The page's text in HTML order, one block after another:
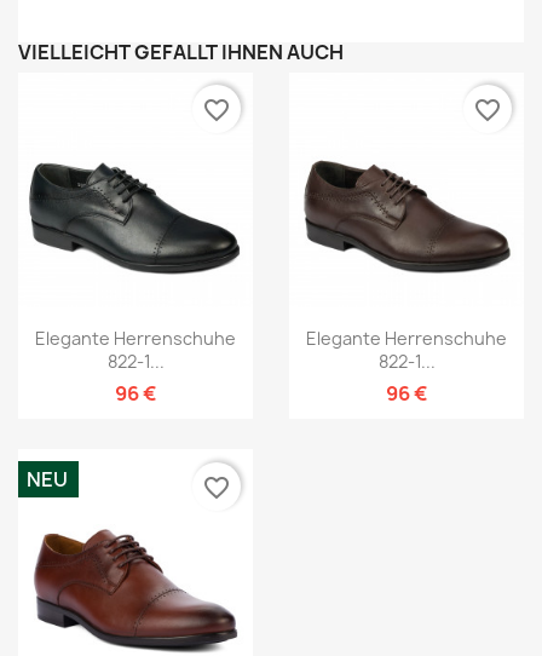
VIELLEICHT GEFÄLLT IHNEN AUCH
Elegante Herrenschuhe
822-1...
96 €
favorite_border
Elegante Herrenschuhe
822-1...
96 €
favorite_border
NEU favorite_border